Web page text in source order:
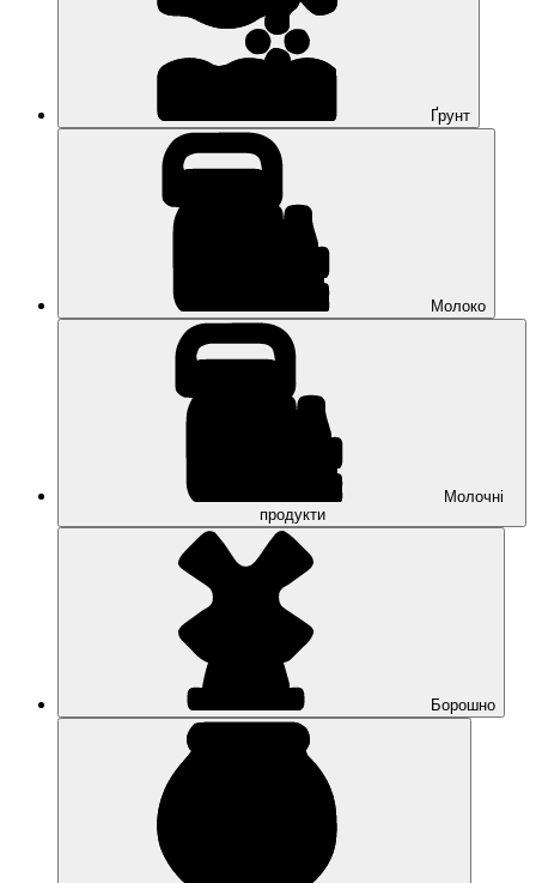
Ґрунт
Молоко
Молочні
продукти
Борошно